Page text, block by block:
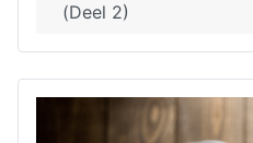
(Deel 2)